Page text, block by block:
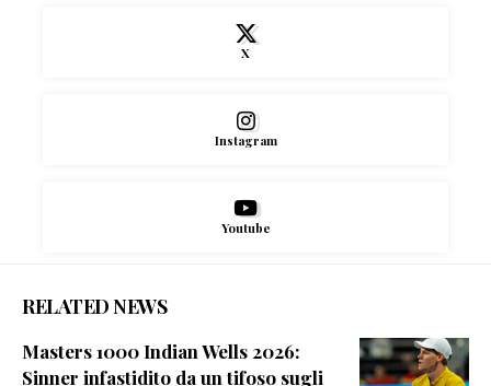
X
Instagram
Youtube
RELATED NEWS
Masters 1000 Indian Wells 2026:
Sinner infastidito da un tifoso sugli